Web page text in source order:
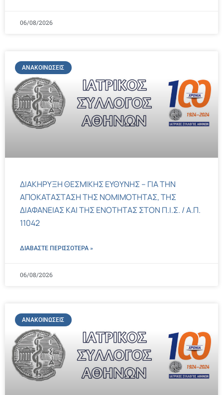
06/08/2026
ΑΝΑΚΟΙΝΏΣΕΙΣ
ΔΙΑΚΗΡΥΞΗ ΘΕΣΜΙΚΗΣ ΕΥΘΥΝΗΣ – ΓΙΑ ΤΗΝ
ΑΠΟΚΑΤΑΣΤΑΣΗ ΤΗΣ ΝΟΜΙΜΟΤΗΤΑΣ, ΤΗΣ
ΔΙΑΦΑΝΕΙΑΣ ΚΑΙ ΤΗΣ ΕΝΟΤΗΤΑΣ ΣΤΟΝ Π.Ι.Σ. / Α.Π.
11042
ΔΙΑΒΑΣΤΕ ΠΕΡΙΣΣΌΤΕΡΑ »
06/08/2026
ΑΝΑΚΟΙΝΏΣΕΙΣ